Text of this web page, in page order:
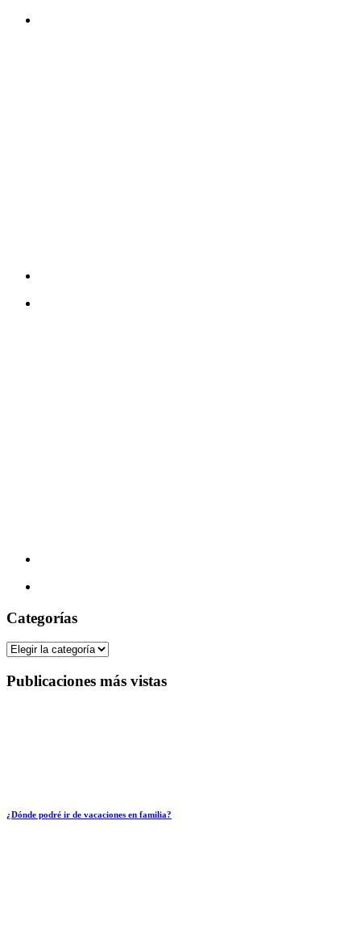
Categorías
Categorías
Publicaciones más vistas
¿Dónde podré ir de vacaciones en familia?